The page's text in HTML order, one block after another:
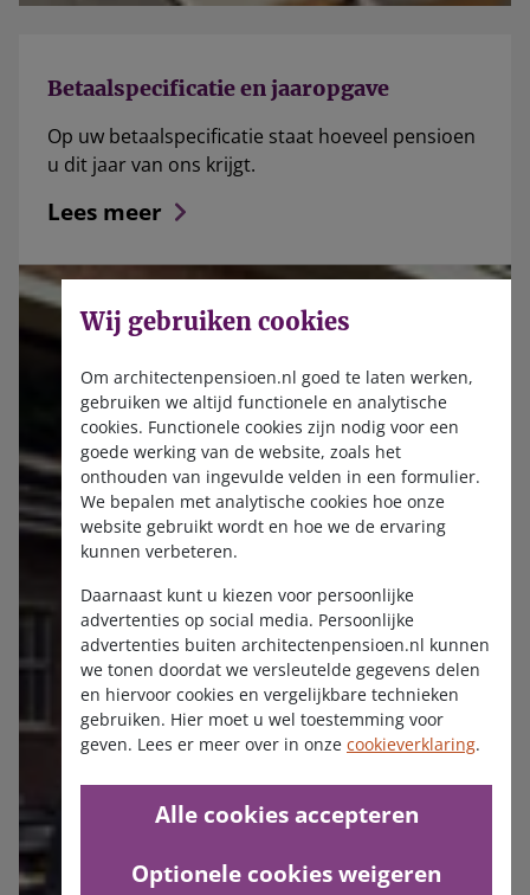
Betaalspecificatie en jaaropgave
Op uw betaalspecificatie staat hoeveel pensioen
u dit jaar van ons krijgt.
Lees meer
Wij gebruiken cookies
Om architectenpensioen.nl goed te laten werken,
gebruiken we altijd functionele en analytische
cookies. Functionele cookies zijn nodig voor een
goede werking van de website, zoals het
onthouden van ingevulde velden in een formulier.
We bepalen met analytische cookies hoe onze
website gebruikt wordt en hoe we de ervaring
kunnen verbeteren.
Daarnaast kunt u kiezen voor persoonlijke
advertenties op social media. Persoonlijke
advertenties buiten architectenpensioen.nl kunnen
we tonen doordat we versleutelde gegevens delen
en hiervoor cookies en vergelijkbare technieken
gebruiken. Hier moet u wel toestemming voor
geven. Lees er meer over in onze cookieverklaring.
Alle cookies accepteren
Optionele cookies weigeren